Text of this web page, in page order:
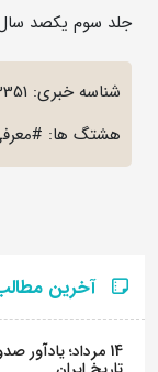
جلد سوم یکصد سال فراز
شناسه خبری: 3351
هشتگ ها:
آخرین
14 مرداد؛